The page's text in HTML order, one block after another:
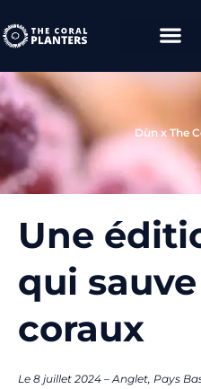
au
contenu
Dùn x The
Une
qui
coraux
Le 8 juillet 2024 – Anglet, Pays